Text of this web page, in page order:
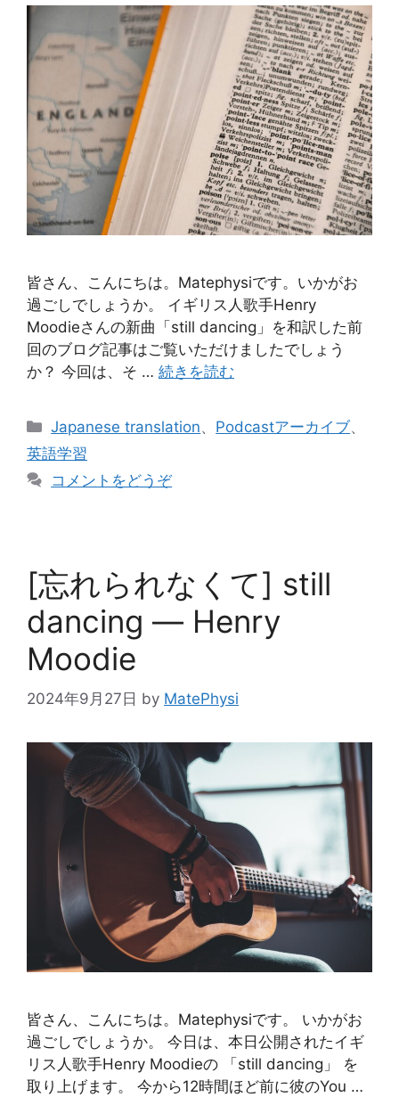
皆さん、こんにちは。Matephysiです。いかがお
過ごしでしょうか。 イギリス人歌手Henry
Moodieさんの新曲「still dancing」を和訳した前
回のブログ記事はご覧いただけましたでしょう
か？ 今回は、そ … 続きを読む
カ
テ
リ
Japanese translation、 Podcastアーカイブ、
英語学習
コメントをどうぞ
[忘れられなくて] still
dancing ― Henry
Moodie
2024年9月27日 by MatePhysi
皆さん、こんにちは。Matephysiです。 いかがお
過ごしでしょうか。 今日は、本日公開されたイギ
リス人歌手Henry Moodieの 「still dancing」 を
取り上げます。 今から12時間ほど前に彼のYou …